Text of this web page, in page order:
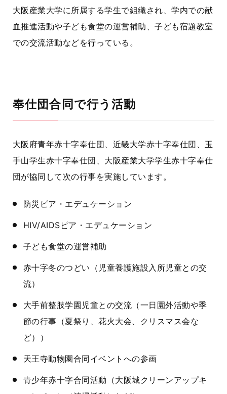
大阪産業大学に所属する学生で組織され、学内での献
血推進活動や子ども食堂の運営補助、子ども宿題教室
での交流活動などを行っている。
奉仕団合同で行う活動
大阪府青年赤十字奉仕団、近畿大学赤十字奉仕団、玉
手山学生赤十字奉仕団、大阪産業大学学生赤十字奉仕
団が協同して次の行事を実施しています。
防災ピア・エデュケーション
HIV/AIDSピア・エデュケーション
子ども食堂の運営補助
赤十字冬のつどい（児童養護施設入所児童との交
流）
大手前整肢学園児童との交流（一日園外活動や季
節の行事（夏祭り、花火大会、クリスマス会な
ど））
天王寺動物園合同イベントへの参画
青少年赤十字合同活動（大阪城クリーンアップキ